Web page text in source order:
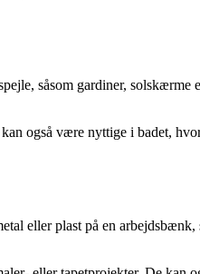
såsom gardiner,
også være nyttige i badet,
eller plast på en